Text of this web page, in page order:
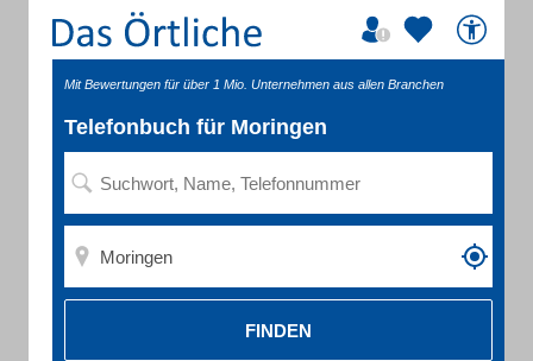
Mit Bewertungen für über 1 Mio. Unternehmen aus allen Branchen
Telefonbuch für Moringen
FINDEN